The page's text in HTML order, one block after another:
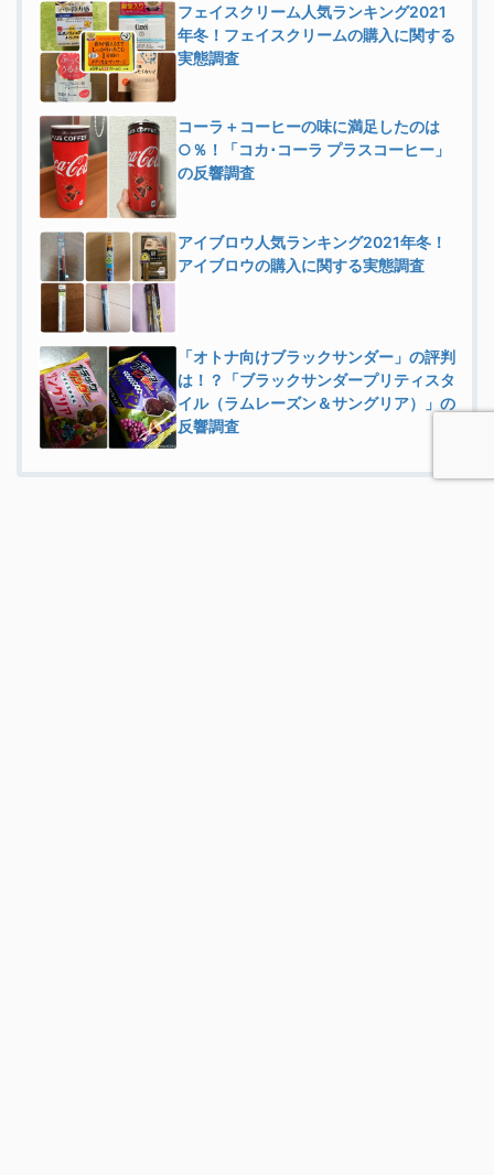
フェイスクリーム人気ランキング2021
年冬！フェイスクリームの購入に関する
実態調査
コーラ＋コーヒーの味に満足したのは
○％！「コカ･コーラ プラスコーヒー」
の反響調査
アイブロウ人気ランキング2021年冬！
アイブロウの購入に関する実態調査
「オトナ向けブラックサンダー」の評判
は！？「ブラックサンダープリティスタ
イル（ラムレーズン＆サングリア）」の
反響調査